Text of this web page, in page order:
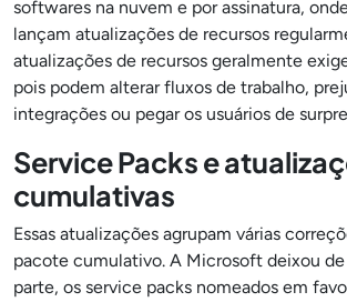
softwares na nuvem e por assinatura,
lançam atualizações de recursos
atualizações de recursos geralmente
pois podem alterar fluxos de trabalho,
integrações ou pegar os usuários de
Service Packs e
cumulativas
Essas atualizações agrupam várias
pacote cumulativo. A Microsoft deixou
parte, os service packs nomeados em